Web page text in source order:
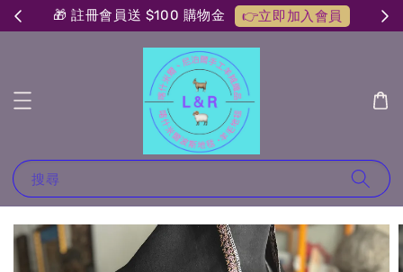
🎁 註冊會員送 $100 購物金 👉立即加入會員
搜尋